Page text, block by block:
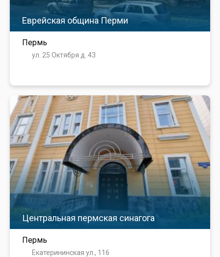
Еврейская община Перми
Пермь
ул. 25 Октября д. 43
Центральная пермская синагога
Пермь
Екатерининская ул., 116